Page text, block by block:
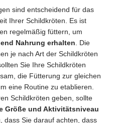
sind entscheidend für das
Ihrer Schildkröten. Es ist
regelmäßig füttern, um
Nahrung erhalten . Die
je nach Art der Schildkröten
Sie Ihre Schildkröten
die Fütterung zur gleichen
eine Routine zu etablieren.
Schildkröten geben, sollte
Größe und Aktivitätsniveau
dass Sie darauf achten, dass